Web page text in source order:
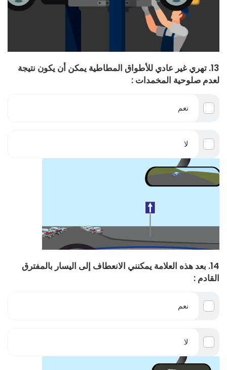
13. تهري غير عادي للأطواق المطاطية يمكن أن يكون نتيجة
لعدم صلوحية المخمدات :
نعم
لا
14. بعد هذه العلامة يمكنني الانعطاف إلى اليسار بالمفترق
القادم :
نعم
لا